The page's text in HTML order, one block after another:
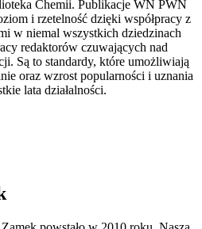
Chemii. Publikacje WN PWN
i rzetelność dzięki współpracy z
w niemal wszystkich dziedzinach
redaktorów czuwających nad
Są to standardy, które umożliwiają
oraz wzrost popularności i uznania
lata działalności.